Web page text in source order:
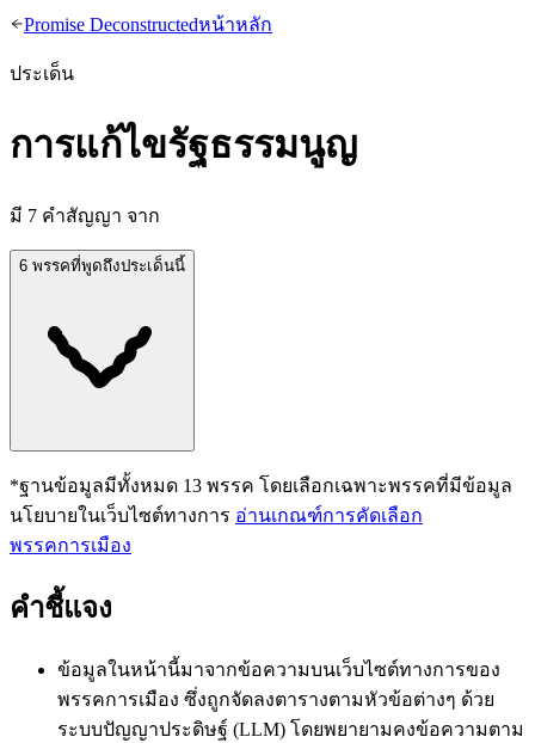
Promise Deconstructedหน้าหลัก
ประเด็น
การแก้ไขรัฐธรรมนูญ
มี 7 คำสัญญา จาก
6 พรรคที่พูดถึงประเด็นนี้
*ฐานข้อมูลมีทั้งหมด 13 พรรค โดยเลือกเฉพาะพรรคที่มีข้อมูล
นโยบายในเว็บไซต์ทางการ อ่านเกณฑ์การคัดเลือก
พรรคการเมือง
คำชี้แจง
ข้อมูลในหน้านี้มาจากข้อความบนเว็บไซต์ทางการของ
พรรคการเมือง ซึ่งถูกจัดลงตารางตามหัวข้อต่างๆ ด้วย
ระบบปัญญาประดิษฐ์ (LLM) โดยพยายามคงข้อความตาม